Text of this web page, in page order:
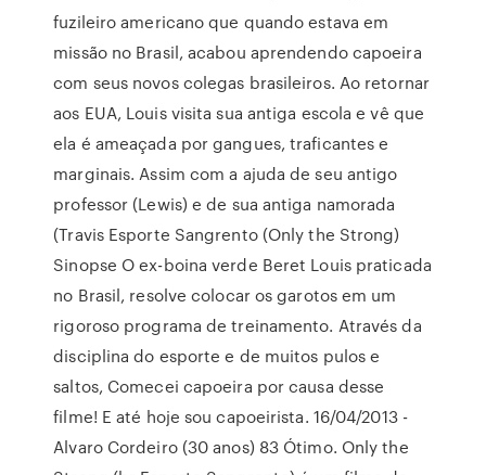
fuzileiro americano que quando estava em
missão no Brasil, acabou aprendendo capoeira
com seus novos colegas brasileiros. Ao retornar
aos EUA, Louis visita sua antiga escola e vê que
ela é ameaçada por gangues, traficantes e
marginais. Assim com a ajuda de seu antigo
professor (Lewis) e de sua antiga namorada
(Travis Esporte Sangrento (Only the Strong)
Sinopse O ex-boina verde Beret Louis praticada
no Brasil, resolve colocar os garotos em um
rigoroso programa de treinamento. Através da
disciplina do esporte e de muitos pulos e
saltos, Comecei capoeira por causa desse
filme! E até hoje sou capoeirista. 16/04/2013 -
Alvaro Cordeiro (30 anos) 83 Ótimo. Only the